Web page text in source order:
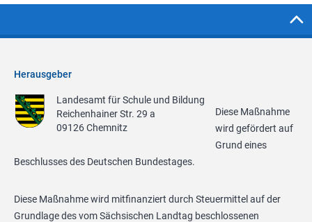
Herausgeber
Landesamt für Schule und Bildung
Reichenhainer Str. 29 a
09126 Chemnitz
Diese Maßnahme
wird gefördert auf
Grund eines
Beschlusses des Deutschen Bundestages.
Diese Maßnahme wird mitfinanziert durch Steuermittel auf der
Grundlage des vom Sächsischen Landtag beschlossenen